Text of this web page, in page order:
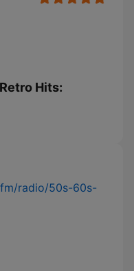
Hits:
radio/50s-60s-